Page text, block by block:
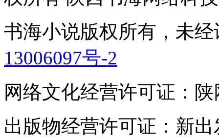
书海小说版权所有，未
13006097号-2
网络文化经营许可证：陕
出版物经营许可证：新